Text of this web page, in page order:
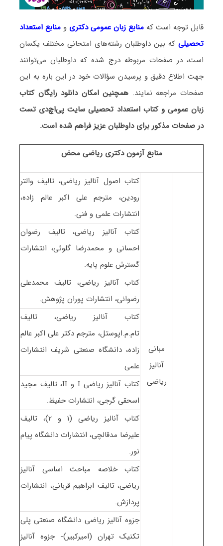
قابل توجه است که منابع زبان عمومی دکتری و منابع استعداد
تحصیلیکه بین داوطلبان رشته‌های امتحانی مختلف یکسان
است، در صفحات مربوطه درج شده که داوطلبان می‌توانند
جهت اطلاع دقیق و پرسیدن سؤالات خود در این باره به این
صفحات مراجعه نمایند. همچنین امکان دانلود رایگان کتاب
زبان عمومی و کتاب استعداد تحصیلی سایت پی‌اچ‌دی تست
در صفحات مذکور برای داوطلبان عزیز فراهم شده است.
منابع آزمون دکتری ریاضی محض
مبانی
آنالیز
ریاضی
کتاب اصول آنالیز ریاضی، تالیف والتر
رودین، مترجم علی اکبر عالم زاده،
انتشارات علمی و فنی.
کتاب آنالیز ریاضی، تالیف رضوان
احسانی و محمدرضا گلوئی، انتشارات
گسترش علوم پایه.
کتاب آنالیز ریاضی، تالیف محمدعلی
رضوانی، انتشارات پوران پژوهش.
کتاب آنالیز ریاضی، تالیف
تام.م.اپوستل، مترجم دکتر علی اکبر عالم
زاده، دانشگاه صنعتی شریف انتشارات
علمی
کتاب آنالیز ریاضی Ι و ΙΙ، تالیف مجید
اسحقی گرجی، انتشارات حفیظ.
کتاب آنالیز ریاضی (۱ و ۲)، تالیف
علیرضا مدقالچی، انتشارات دانشگاه پیام
نور.
کتاب خلاصه مباحث اساسی آنالیز
ریاضی، تالیف ابراهیم قربانی، انتشارات
پردازش.
جزوه آنالیز ریاضی دانشگاه صنعتی پلی
تکنیک تهران (امیرکبیر)- جزوه آنالیز